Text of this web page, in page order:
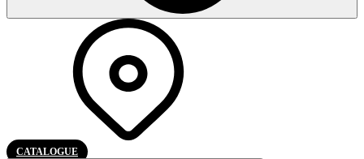
CATALOGUE